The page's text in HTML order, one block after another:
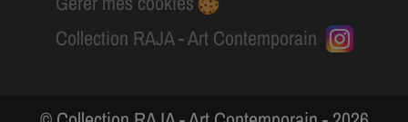
Collection RAJA - Art Contemporain